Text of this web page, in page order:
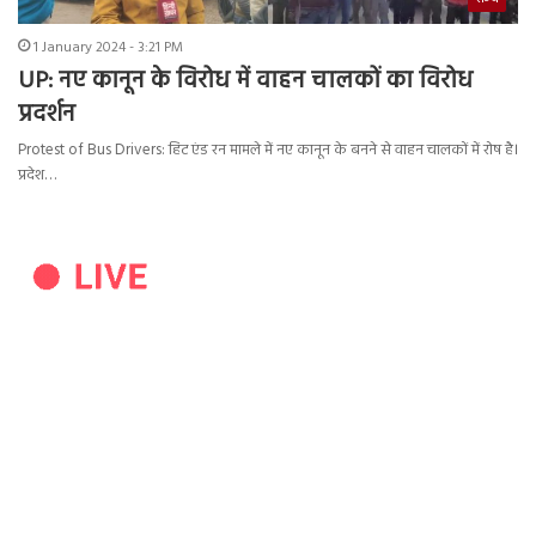
1 January 2024 - 3:21 PM
UP: नए कानून के विरोध में वाहन चालकों का विरोध
प्रदर्शन
Protest of Bus Drivers: हिट एंड रन मामले में नए कानून के बनने से वाहन चालकों में रोष है।
प्रदेश…